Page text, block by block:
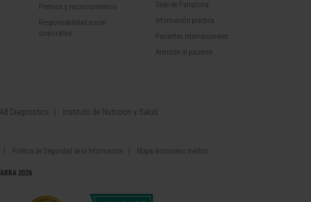
Premios y reconocimientos
Responsabilidad social
corporativa
Sede de Pamplona
Información práctica
Pacientes internacionales
Atención al paciente
Diagnostics Instituto de Nutrición y Salud
Política de Seguridad de la Información Mapa diccionario médico
2026